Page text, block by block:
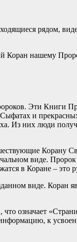
рядом,
нашему
Эти Книги
и
Из них люди
Корану
виде.
в Коране – это
виде. Коран
означает
к